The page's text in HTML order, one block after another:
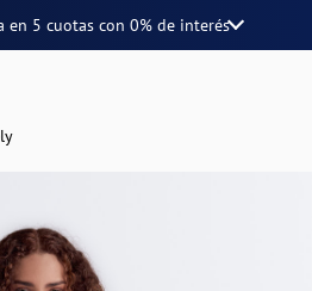
en 5 cuotascon 0% de interés